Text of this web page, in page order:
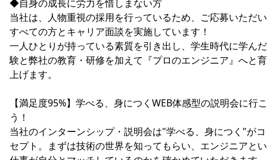
◆自身の成長に労力を惜しまない方
当社は、人物重視の採用を行っているため、ご応募いただ
すべての方とキャリア面談を実施しています！
一人ひとりが持っている素質を引き出し、学生時代に学ん
験と弊社の教育・研修を加えて『プロのエンジニア』へと
上げます。
【満足度95%】学べる、身につくWEB体感型の説明会に行こ
う！
当社のインターンシップ・説明会は"学べる、身につく"が
セプト。まずは技術の世界を知ってもらい、エンジニアと